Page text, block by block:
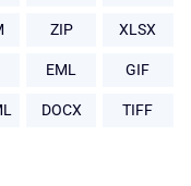
ZIP XLSX
EML GIF
DOCX TIFF